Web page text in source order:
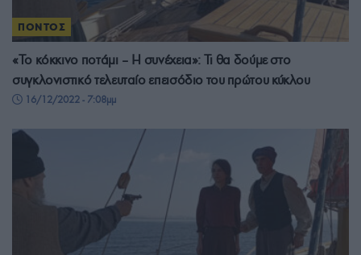
ΠΟΝΤΟΣ
«Το κόκκινο ποτάμι – Η συνέχεια»: Τι θα δούμε στο
συγκλονιστικό τελευταίο επεισόδιο του πρώτου κύκλου
16/12/2022 - 7:08μμ